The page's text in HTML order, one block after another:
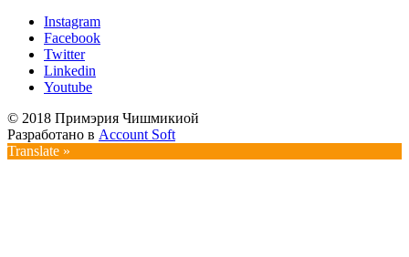
Instagram
Facebook
Twitter
Linkedin
Youtube
© 2018 Примэрия Чишмикиой
Разработано в Account Soft
Translate »